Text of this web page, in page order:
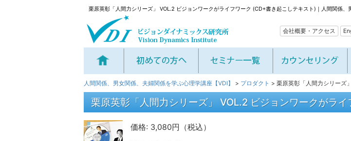
栗原英彰「人間力シリーズ」 VOL.2 ビジョンワークがライフワーク (CD+書き起こしテキスト)｜人間関係、
会社概要・アクセス
人間関係、男女関係、夫婦関係を学ぶ心理学講座【VDI】 > プロダクト > 栗原英彰「人間力シリーズ
栗原英彰「人間力シリーズ」 VOL.2 ビジョンワークがラ
価格: 3,080円（税込）